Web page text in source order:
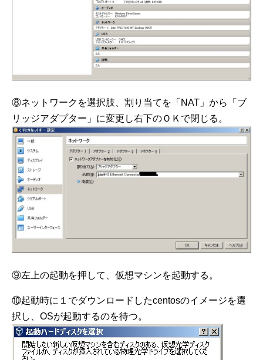
⑧ネットワークを選択肢、割り当てを「NAT」から「ブ
リッジアダプター」に変更し右下のＯＫで閉じる。
⑨左上の起動を押して、仮想マシンを起動する。
⑩起動時に１でダウンロードしたcentosのイメージを選
択し、OSが起動するのを待つ。